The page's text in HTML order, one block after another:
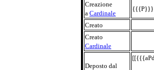
Creazione
a Cardinale
{{{P}}}
Creato
Creato
Cardinale
Deposto dal